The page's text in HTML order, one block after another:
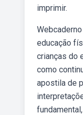
imprimir.
educação
crianças do
como
apostila de